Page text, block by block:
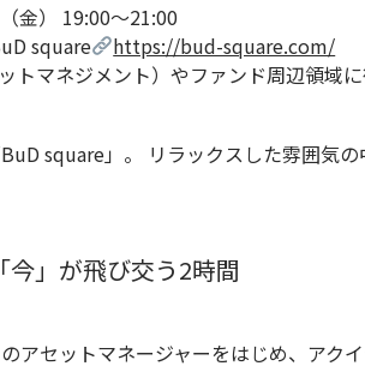
金） 19:00〜21:00
square
https://bud-square.com/
トマネジメント）やファンド周辺領域
square」。 リラックスした雰囲気
」が飛び交う2時間
アセットマネージャーをはじめ、アク